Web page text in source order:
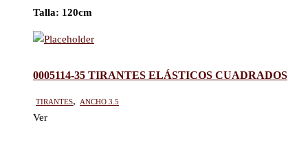
Talla: 120cm
0005114-35 TIRANTES ELÁSTICOS CUADRADOS
Tirantes, Ancho 3.5
Ver